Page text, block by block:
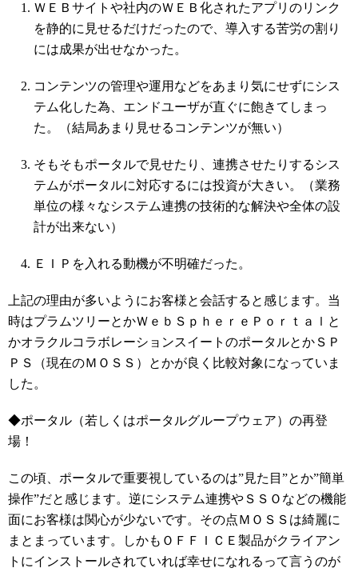
ＷＥＢサイトや社内のＷＥＢ化されたアプリのリンク
を静的に見せるだけだったので、導入する苦労の割り
には成果が出せなかった。
コンテンツの管理や運用などをあまり気にせずにシス
テム化した為、エンドユーザが直ぐに飽きてしまっ
た。（結局あまり見せるコンテンツが無い）
そもそもポータルで見せたり、連携させたりするシス
テムがポータルに対応するには投資が大きい。（業務
単位の様々なシステム連携の技術的な解決や全体の設
計が出来ない）
ＥＩＰを入れる動機が不明確だった。
上記の理由が多いようにお客様と会話すると感じます。当
時はプラムツリーとかＷｅｂＳｐｈｅｒｅＰｏｒｔａｌと
かオラクルコラボレーションスイートのポータルとかＳＰ
ＰＳ（現在のＭＯＳＳ）とかが良く比較対象になっていま
した。
◆ポータル（若しくはポータルグループウェア）の再登
場！
この頃、ポータルで重要視しているのは”見た目”とか”簡単
操作”だと感じます。逆にシステム連携やＳＳＯなどの機能
面にお客様は関心が少ないです。その点ＭＯＳＳは綺麗に
まとまっています。しかもＯＦＦＩＣＥ製品がクライアン
トにインストールされていれば幸せになれるって言うのが